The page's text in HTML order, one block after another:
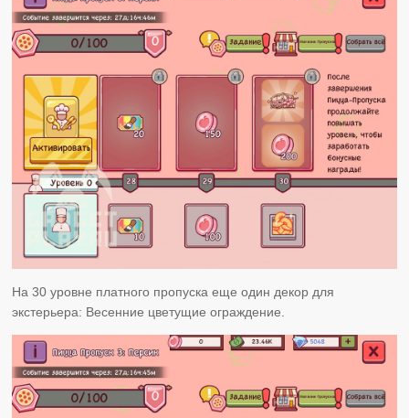
На 30 уровне платного пропуска еще один декор для
экстерьера: Весенние цветущие ограждение.